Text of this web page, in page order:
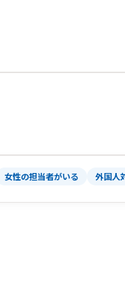
女性の担当者がいる 外国人